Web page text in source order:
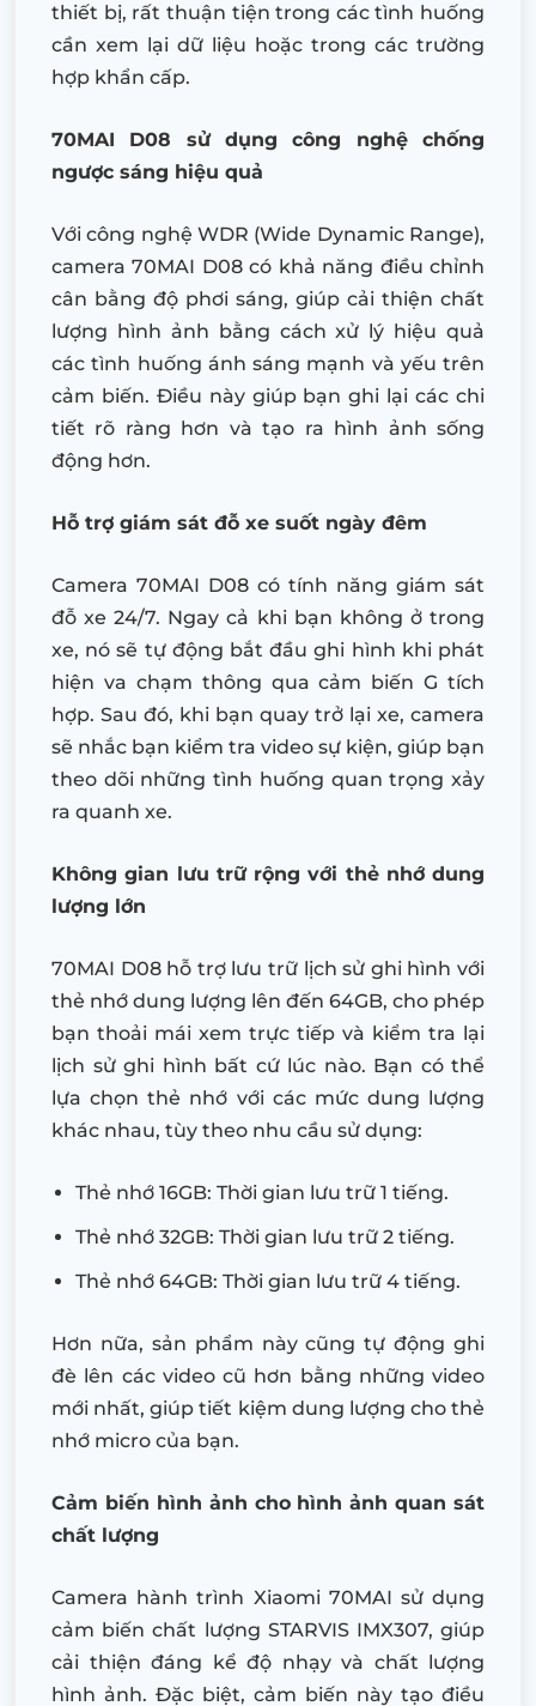
thiết bị, rất thuận tiện trong các tình huống
cần xem lại dữ liệu hoặc trong các trường
hợp khẩn cấp.
70MAI D08 sử dụng công nghệ chống
ngược sáng hiệu quả
Với công nghệ WDR (Wide Dynamic Range),
camera 70MAI D08 có khả năng điều chỉnh
cân bằng độ phơi sáng, giúp cải thiện chất
lượng hình ảnh bằng cách xử lý hiệu quả
các tình huống ánh sáng mạnh và yếu trên
cảm biến. Điều này giúp bạn ghi lại các chi
tiết rõ ràng hơn và tạo ra hình ảnh sống
động hơn.
Hỗ trợ giám sát đỗ xe suốt ngày đêm
Camera 70MAI D08 có tính năng giám sát
đỗ xe 24/7. Ngay cả khi bạn không ở trong
xe, nó sẽ tự động bắt đầu ghi hình khi phát
hiện va chạm thông qua cảm biến G tích
hợp. Sau đó, khi bạn quay trở lại xe, camera
sẽ nhắc bạn kiểm tra video sự kiện, giúp bạn
theo dõi những tình huống quan trọng xảy
ra quanh xe.
Không gian lưu trữ rộng với thẻ nhớ dung
lượng lớn
70MAI D08 hỗ trợ lưu trữ lịch sử ghi hình với
thẻ nhớ dung lượng lên đến 64GB, cho phép
bạn thoải mái xem trực tiếp và kiểm tra lại
lịch sử ghi hình bất cứ lúc nào. Bạn có thể
lựa chọn thẻ nhớ với các mức dung lượng
khác nhau, tùy theo nhu cầu sử dụng:
Thẻ nhớ 16GB: Thời gian lưu trữ 1 tiếng.
Thẻ nhớ 32GB: Thời gian lưu trữ 2 tiếng.
Thẻ nhớ 64GB: Thời gian lưu trữ 4 tiếng.
Hơn nữa, sản phẩm này cũng tự động ghi
đè lên các video cũ hơn bằng những video
mới nhất, giúp tiết kiệm dung lượng cho thẻ
nhớ micro của bạn.
Cảm biến hình ảnh cho hình ảnh quan sát
chất lượng
Camera hành trình Xiaomi 70MAI sử dụng
cảm biến chất lượng STARVIS IMX307, giúp
cải thiện đáng kể độ nhạy và chất lượng
hình ảnh. Đặc biệt, cảm biến này tạo điều